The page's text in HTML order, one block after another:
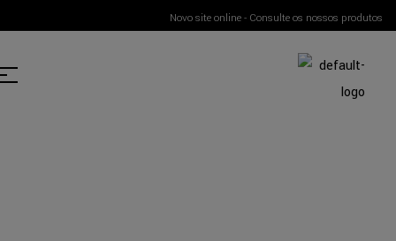
Novo site online - Consulte os nossos produtos